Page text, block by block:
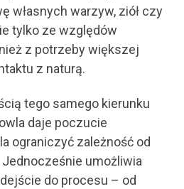
własnych warzyw, ziół czy
tylko ze względów
z potrzeby większej
z naturą.
tego samego kierunku
daje poczucie
ograniczyć zależność od
umożliwia
do procesu – od